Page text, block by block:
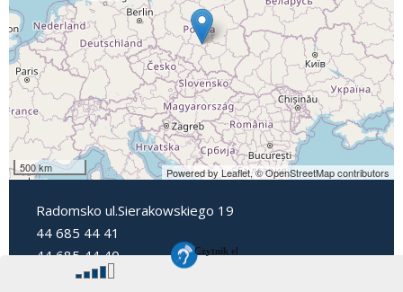
500 km Powered by Leaflet,© OpenStreetMap contributors
Radomsko ul.Sierakowskiego 19
44 685 44 41
44 685 44 40
dyrektorpp3@radomsko.pl